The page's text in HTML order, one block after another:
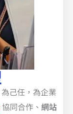
己任，為企業
協同合作、 網站